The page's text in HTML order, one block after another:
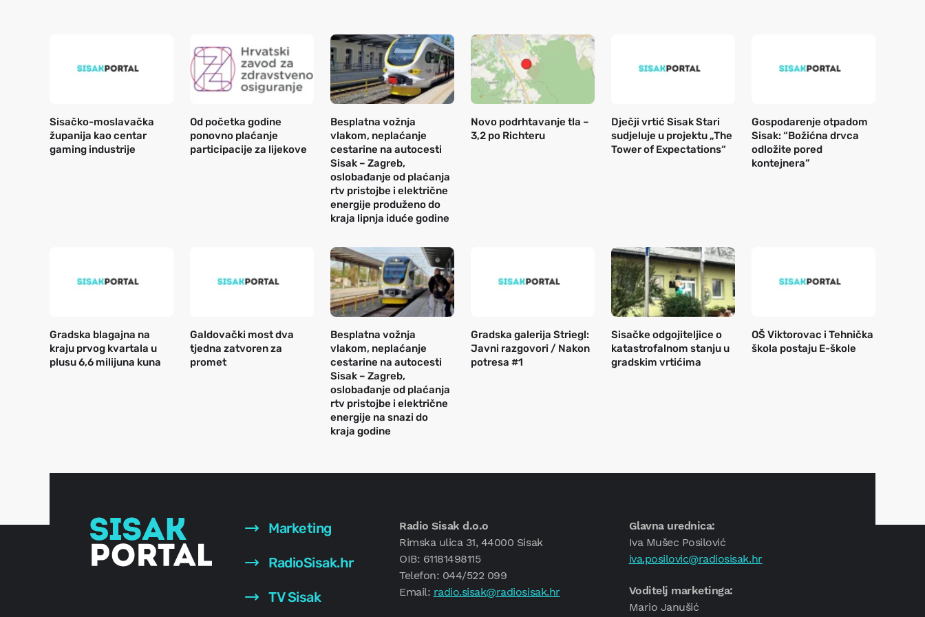
Sisačko-moslavačka
županija kao centar
gaming industrije
Od početka godine
ponovno plaćanje
participacije za lijekove
Besplatna vožnja
vlakom, neplaćanje
cestarine na autocesti
Sisak – Zagreb,
oslobađanje od plaćanja
rtv pristojbe i električne
energije produženo do
kraja lipnja iduće godine
Novo podrhtavanje tla –
3,2 po Richteru
Dječji vrtić Sisak Stari
sudjeluje u projektu „The
Tower of Expectations“
Gospodarenje otpadom
Sisak: “Božićna drvca
odložite pored
kontejnera”
Gradska blagajna na
kraju prvog kvartala u
plusu 6,6 milijuna kuna
Galdovački most dva
tjedna zatvoren za
promet
Besplatna vožnja
vlakom, neplaćanje
cestarine na autocesti
Sisak – Zagreb,
oslobađanje od plaćanja
rtv pristojbe i električne
energije na snazi do
kraja godine
Gradska galerija Striegl:
Javni razgovori / Nakon
potresa #1
Sisačke odgojiteljice o
katastrofalnom stanju u
gradskim vrtićima
OŠ Viktorovac i Tehnička
škola postaju E-škole
Marketing
RadioSisak.hr
TV Sisak
Radio Sisak d.o.o
Rimska ulica 31, 44000 Sisak
OIB: 61181498115
Telefon: 044/522 099
Email: radio.sisak@radiosisak.hr
Glavna urednica:
Iva Mušec Posilović
iva.posilovic@radiosisak.hr
Voditelj marketinga:
Mario Janušić